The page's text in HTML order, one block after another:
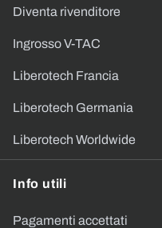
Diventa rivenditore
Ingrosso V-TAC
Liberotech Francia
Liberotech Germania
Liberotech Worldwide
Info utili
Pagamenti accettati